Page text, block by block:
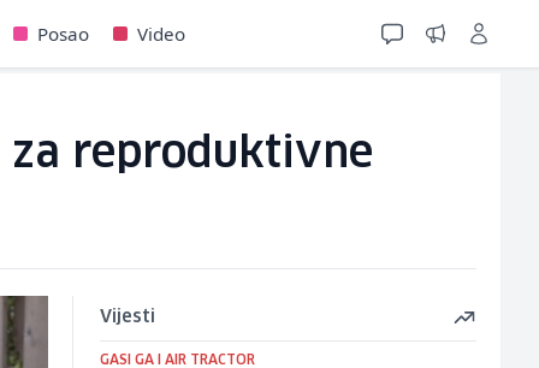
Posao Video
za reproduktivne
Vijesti
GASI GA I AIR TRACTOR